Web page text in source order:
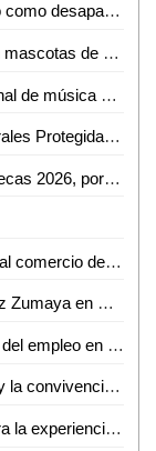
Encuentran en Tamuín a hombre reportado como desaparecido en Tamasopo
Aumentan casos de gusano barrenador en mascotas de Ciudad Valles
Este lunes inició el 5º encuentro internacional de música de cámara
SEGAM analiza cinco nuevas Áreas Naturales Protegidas para frenar la deforestación en San Luis Potosí
¿Descuentos de 60%? Conoce las ExpoBecas 2026, por primera vez en Ciudad Valles
Regreso a clases dará respiro económico al comercio de Ciudad Valles: Canaco
Reporte Índigo "encuera" mafia de Sánchez Zumaya en Pemex
SLP alcanzó un índice de 70.32 en calidad del empleo en el primer trimestre de 2026
El arte fortalece la expresión, la confianza y la convivencia en la sociedad: Iraís Verástegui
Gobierno del estado abre inscripciones para la experiencia Toyota en ventas